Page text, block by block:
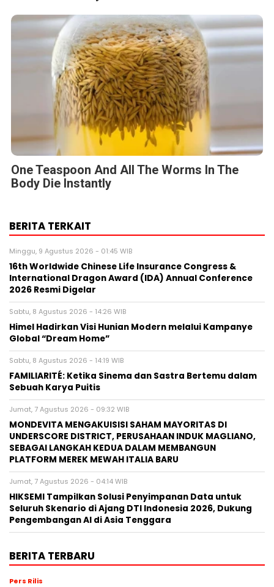
One Teaspoon And All The Worms In The
Body Die Instantly
BERITA TERKAIT
Minggu, 9 Agustus 2026 - 01:45 WIB
16th Worldwide Chinese Life Insurance Congress &
International Dragon Award (IDA) Annual Conference
2026 Resmi Digelar
Sabtu, 8 Agustus 2026 - 14:26 WIB
Himel Hadirkan Visi Hunian Modern melalui Kampanye
Global “Dream Home”
Sabtu, 8 Agustus 2026 - 14:19 WIB
FAMILIARITÉ: Ketika Sinema dan Sastra Bertemu dalam
Sebuah Karya Puitis
Jumat, 7 Agustus 2026 - 09:32 WIB
MONDEVITA MENGAKUISISI SAHAM MAYORITAS DI
UNDERSCORE DISTRICT, PERUSAHAAN INDUK MAGLIANO,
SEBAGAI LANGKAH KEDUA DALAM MEMBANGUN
PLATFORM MEREK MEWAH ITALIA BARU
Jumat, 7 Agustus 2026 - 04:14 WIB
HIKSEMI Tampilkan Solusi Penyimpanan Data untuk
Seluruh Skenario di Ajang DTI Indonesia 2026, Dukung
Pengembangan AI di Asia Tenggara
BERITA TERBARU
Pers Rilis